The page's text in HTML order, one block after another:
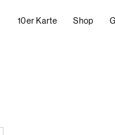
10er Karte Shop